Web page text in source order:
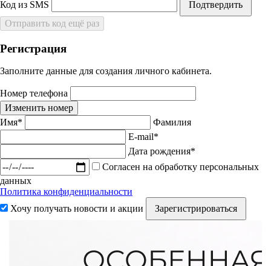
Код из SMS
Подтвердить
Отправить код ещё раз
Регистрация
Заполните данные для создания личного кабинета.
Номер телефона
Изменить номер
Имя*
Фамилия
E-mail*
Дата рождения*
Согласен на обработку персональных
данных
Политика конфиденциальности
Хочу получать новости и акции
Зарегистрироваться